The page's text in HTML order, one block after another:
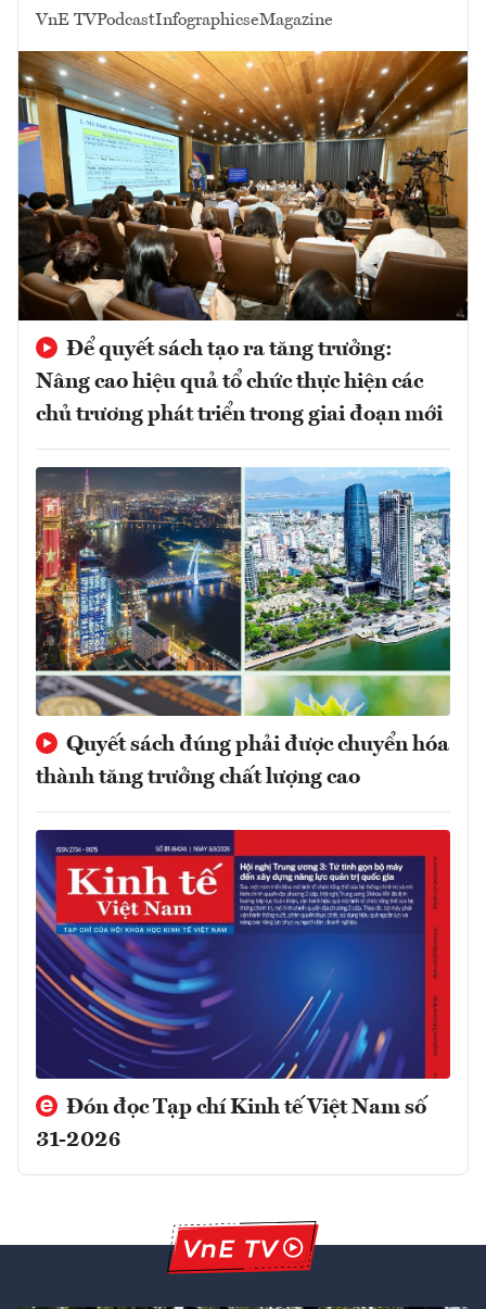
VnE TVPodcastInfographicseMagazine
Để quyết sách tạo ra tăng trưởng:
Nâng cao hiệu quả tổ chức thực hiện các
chủ trương phát triển trong giai đoạn mới
Quyết sách đúng phải được chuyển hóa
thành tăng trưởng chất lượng cao
Đón đọc Tạp chí Kinh tế Việt Nam số
31-2026